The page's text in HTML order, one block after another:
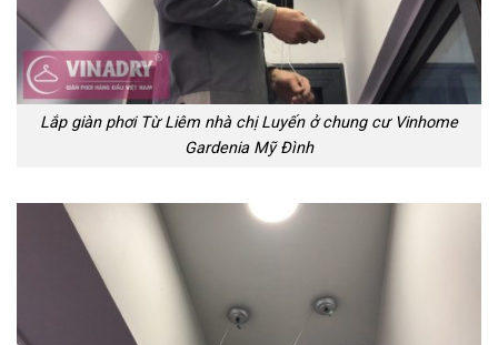
Lắp giàn phơi Từ Liêm nhà chị Luyến ở chung cư Vinhome
Gardenia Mỹ Đình